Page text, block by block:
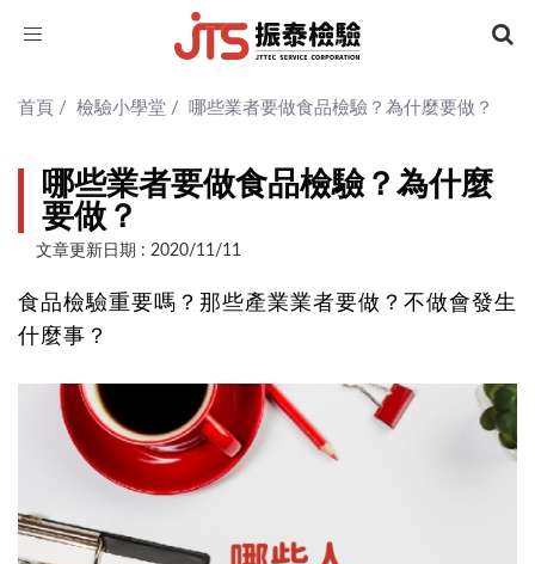
Toggle
首頁 / 檢驗小學堂 / 哪些業者要做食品檢驗？為什麼要做？
哪些業者要做食品檢驗？為什麼
要做？
文章更新日期 : 2020/11/11
食品檢驗重要嗎？那些產業業者要做？不做會發生
什麼事？